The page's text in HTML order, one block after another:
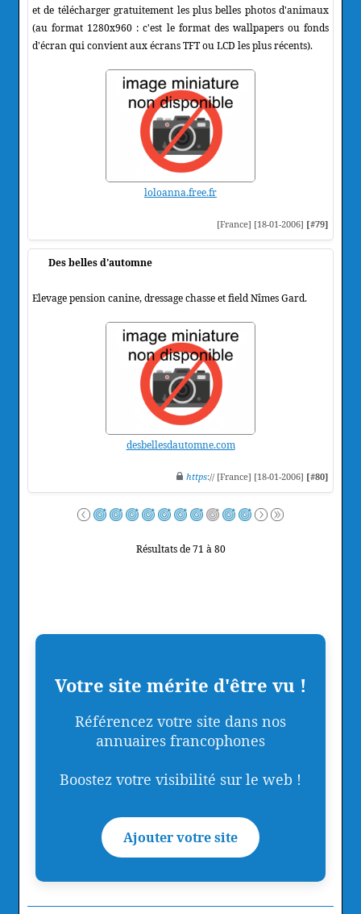
et de télécharger gratuitement les plus belles photos d'animaux
(au format 1280x960 : c'est le format des wallpapers ou fonds
d'écran qui convient aux écrans TFT ou LCD les plus récents).
loloanna.free.fr
[France] [18-01-2006] [#79]
Des belles d'automne
Elevage pension canine, dressage chasse et field Nîmes Gard.
desbellesdautomne.com
https:// [France] [18-01-2006] [#80]
Résultats de 71 à 80
Votre site mérite d'être vu !
Référencez votre site dans nos
annuaires francophones
Boostez votre visibilité sur le web !
Ajouter votre site